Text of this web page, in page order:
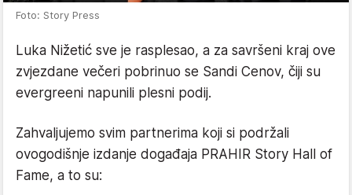
Foto: Story Press
Luka Nižetić sve je rasplesao, a za savršeni kraj ove
zvjezdane večeri pobrinuo se Sandi Cenov, čiji su
evergreeni napunili plesni podij.
Zahvaljujemo svim partnerima koji si podržali
ovogodišnje izdanje događaja PRAHIR Story Hall of
Fame, a to su: